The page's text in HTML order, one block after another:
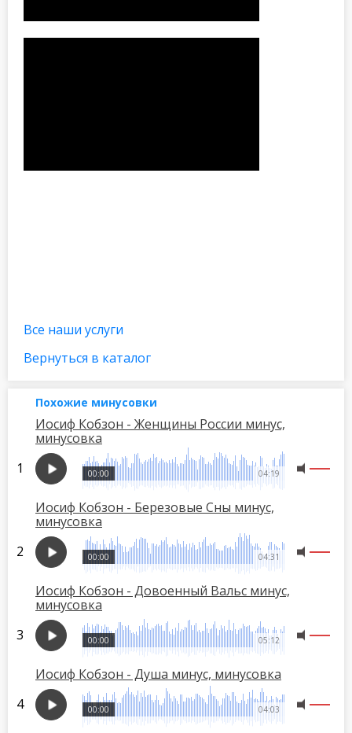
Все наши услуги
Вернуться в каталог
Похожие минусовки
Иосиф Кобзон - Женщины России минус,
минусовка
04:19
00:00
Иосиф Кобзон - Березовые Сны минус,
минусовка
04:31
00:00
Иосиф Кобзон - Довоенный Вальс минус,
минусовка
05:12
00:00
Иосиф Кобзон - Душа минус, минусовка
04:03
00:00